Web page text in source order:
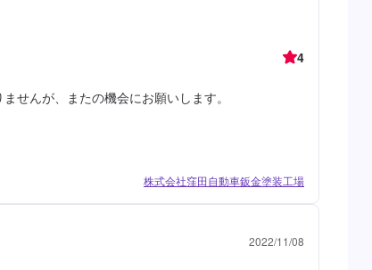
4
せんが、またの機会にお願いします。
株式会社窪田自動車鈑金塗装工場
2022/11/08